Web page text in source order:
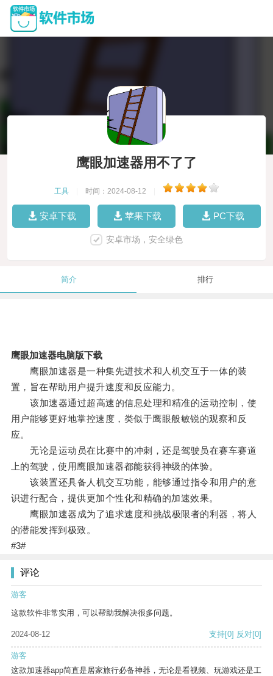
鹰眼加速器用不了了
工具 时间：2024-08-12
安卓下载 苹果下载 PC下载
安卓市场，安全绿色
简介 排行
鹰眼加速器电脑版下载
鹰眼加速器是一种集先进技术和人机交互于一体的装
置，旨在帮助用户提升速度和反应能力。
该加速器通过超高速的信息处理和精准的运动控制，使
用户能够更好地掌控速度，类似于鹰眼般敏锐的观察和反
应。
无论是运动员在比赛中的冲刺，还是驾驶员在赛车赛道
上的驾驶，使用鹰眼加速器都能获得神级的体验。
该装置还具备人机交互功能，能够通过指令和用户的意
识进行配合，提供更加个性化和精确的加速效果。
鹰眼加速器成为了追求速度和挑战极限者的利器，将人
的潜能发挥到极致。
#3#
评论
游客
这款软件非常实用，可以帮助我解决很多问题。
2024-08-12 支持[0] 反对[0]
游客
这款加速器app简直是居家旅行必备神器，无论是看视频、玩游戏还是工